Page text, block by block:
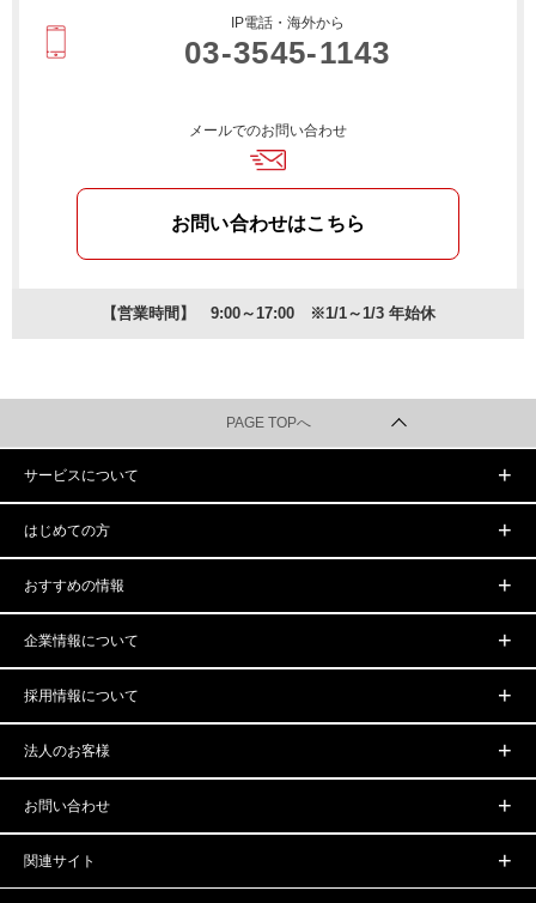
IP電話・海外から
03-3545-1143
メールでのお問い合わせ
お問い合わせはこちら
【営業時間】 9:00～17:00 ※1/1～1/3 年始休
PAGE TOPへ
サービスについて
はじめての方
おすすめの情報
企業情報について
採用情報について
法人のお客様
お問い合わせ
関連サイト